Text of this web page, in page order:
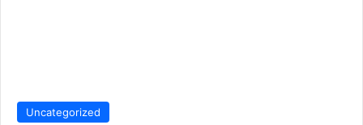
Uncategorized